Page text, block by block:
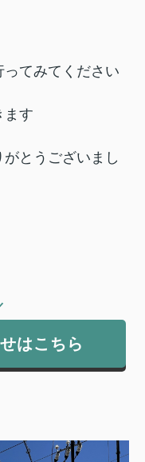
てみてください
ます
とうございまし
はこちら